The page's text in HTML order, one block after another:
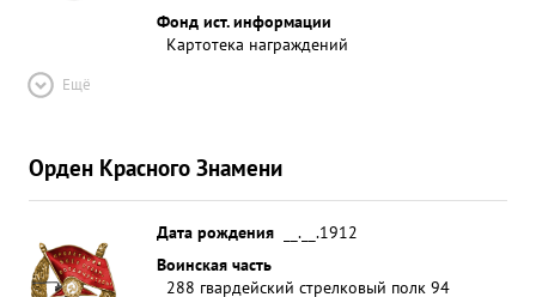
Фонд ист. информации
Картотека награждений
Ещё
Орден Красного Знамени
Дата рождения
__.__.1912
Воинская часть
288 гвардейский стрелковый полк 94